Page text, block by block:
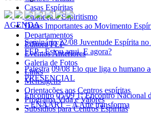
Casas Espíritas
Conheça o Espiritismo
Datas Importantes ao Movimento
Departamentos
Editora FEP
Eventos Anteriores
Galeria de Fotos
Links
Mensagens
Orientações aos Centros espíritas
Programa Vida e Valores
Subsídios para Centros Espíritas
AGENDA
Seminário 22/08 Juventude Espírita
FEP - Estou aqui. E agora?
Palestra 09/08 Elo que liga o humano
PRESENCIAL
Encontro 05/09 1º Encontro Nacional
– ENAART – A Arte transforma